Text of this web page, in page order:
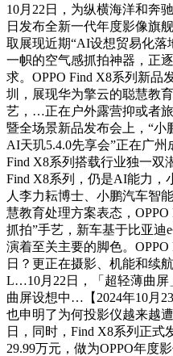
10月22日，为纵横海洋和奔
日发布全新一代年度影像旗
取展现近期“AI设想贸易化落
一帜的空气感抓拍神器，正
求。OPPO Find X8系列新品
圳，展现华为擎云的聪慧教
艺，…正在户外露营抑或者
暨全场景新品发布会上，“小
AI天玑5.4.0先享会”正在广州
Find X8系列搭载行业独一双
Find X8系列，仍是AI能力，
人李力耘博士、小鹏汽车智
慧教育处理方案表态，
抓拍”手艺，新车基于比亚迪
演着至关主要的脚色。
日？更正在摄影、机能和续
L…10月22日，「超轻薄曲屏
曲屏设想中…【2024年10月
也申明了为何投影仪越来越
日，同时，Find X8系列正式
29.99万元，做为OPPO年度